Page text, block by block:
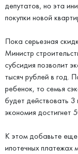
депутатов, но эта
покупки новой
Пока серьезная
Министр
субсидия позволит
тысяч рублей в год.
ребенок, то семья
будет действовать 3
экономия достигнет
К этом добавьте еще
ипотечных платежах